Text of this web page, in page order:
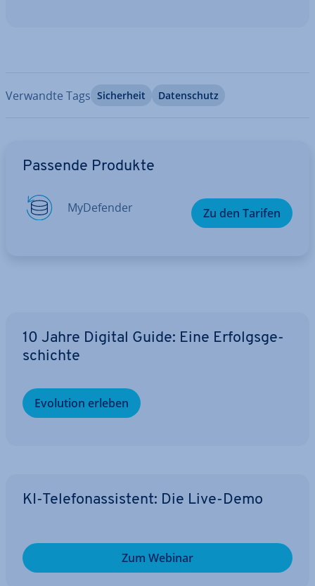
Verwandte Tags Si­cher­heit Da­ten­schutz
Passende Produkte
My­De­fen­der Zu den Tarifen
10 Jahre Digital Guide: Eine Er­folgs­ge­
schich­te
Evolution erleben
KI-Te­le­fon­as­sis­tent: Die Live-Demo
Zum Webinar